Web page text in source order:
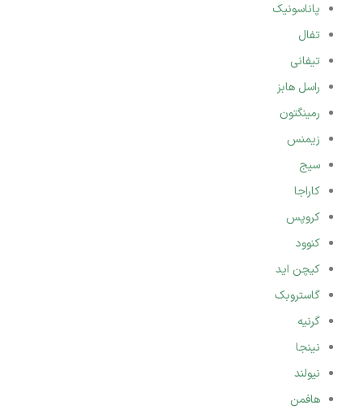
پاناسونیک
تفال
تیفانی
راسل هابز
رمینگتون
زیمنس
سیج
کاراجا
کروپس
کنوود
کیچن اید
گاستروبک
گرنیه
نینجا
نیولند
هافمن